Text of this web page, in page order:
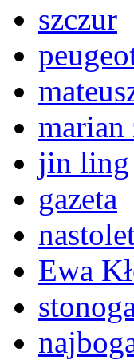
szczur
marian
jin ling
gazeta
Ewa